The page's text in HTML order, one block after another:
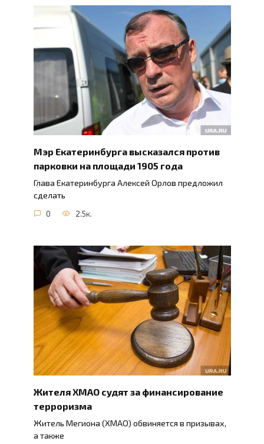
Мэр Екатеринбурга высказался против
парковки на площади 1905 года
Глава Екатеринбурга Алексей Орлов предложил
сделать
0 2.5к.
Жителя ХМАО судят за финансирование
терроризма
Житель Мегиона (ХМАО) обвиняется в призывах,
а также